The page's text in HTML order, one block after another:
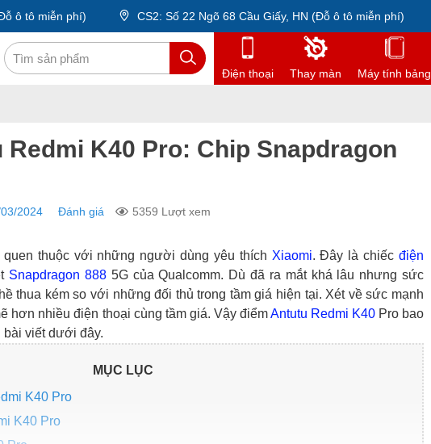
ô tô miễn phí) CS2: Số 22 Ngõ 68 Cầu Giấy, HN (Đỗ ô tô miễn phí)
Điện thoại Thay màn Máy tính bảng
K40 Pro: Chip Snapdragon
2024 Đánh giá 5359 Lượt xem
thuộc với những người dùng yêu thích Xiaomi. Đây là chiếcđiện
Snapdragon 8885G của Qualcomm. Dù đã ra mắt khá lâu nhưng sức
thua kém so với những đối thủ trong tầm giá hiện tại. Xét về sức mạnh
hơn nhiều điện thoại cùng tầm giá. Vậy điểmAntutu Redmi K40Pro bao
bài viết dưới đây.
MỤC LỤC
K40 Pro
K40 Pro